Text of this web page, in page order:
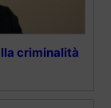
criminalità